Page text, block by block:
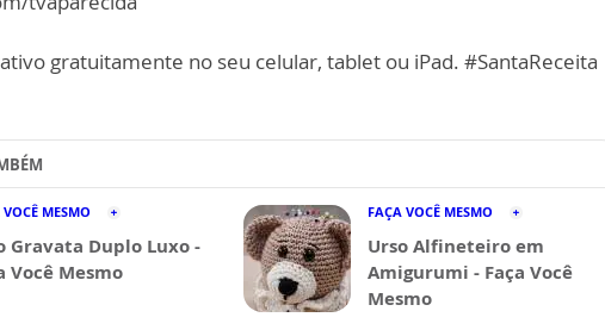
gratuitamente no seu celular, tablet ou iPad. #SantaReceita
VOCÊ MESMO
Gravata Duplo Luxo -
Você Mesmo
FAÇA VOCÊ MESMO
Urso Alfineteiro em
Amigurumi - Faça Você
Mesmo